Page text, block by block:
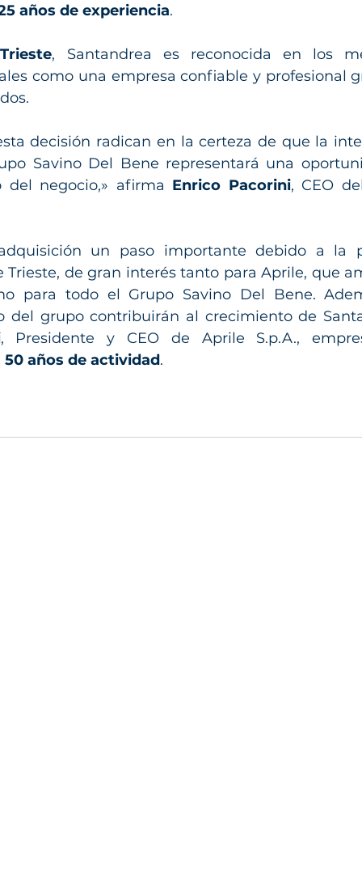
años de experiencia.
, Santandrea es reconocida en los
como una empresa confiable y profesional
decisión radican en la certeza de que la
Savino Del Bene representará una
del negocio,» afirma Enrico Pacorini, CEO
un paso importante debido a la
de gran interés tanto para Aprile, que
para todo el Grupo Savino Del Bene.
del grupo contribuirán al crecimiento de
, Presidente y CEO de Aprile S.p.A.,
50 años de actividad.